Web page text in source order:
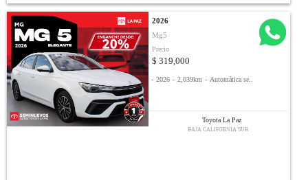
2026
Mg5
Precio
$ 319,000
- 2026 - 2,039km - Automática se..
Toyota La Paz
BAJA CALIFORNIA SUR